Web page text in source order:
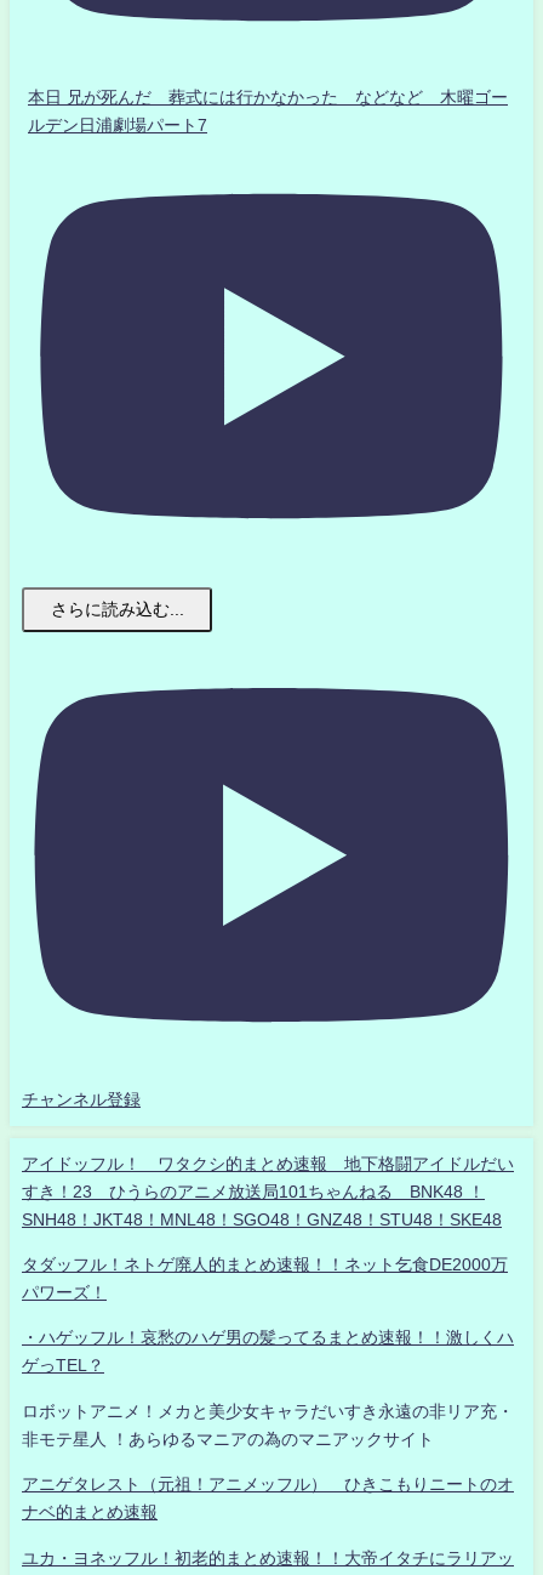
本日 兄が死んだ 葬式には行かなかった などなど 木曜ゴー
ルデン日浦劇場パート7
さらに読み込む...
チャンネル登録
アイドッフル！ ワタクシ的まとめ速報 地下格闘アイドルだい
すき！23 ひうらのアニメ放送局101ちゃんねる BNK48 ！
SNH48！JKT48！MNL48！SGO48！GNZ48！STU48！SKE48
タダッフル！ネトゲ廃人的まとめ速報！！ネット乞食DE2000万
パワーズ！
・ハゲッフル！哀愁のハゲ男の髪ってるまとめ速報！！激しくハ
ゲっTEL？
ロボットアニメ！メカと美少女キャラだいすき永遠の非リア充・
非モテ星人 ！あらゆるマニアの為のマニアックサイト
アニゲタレスト（元祖！アニメッフル） ひきこもりニートのオ
ナベ的まとめ速報
ユカ・ヨネッフル！初老的まとめ速報！！大帝イタチにラリアッ